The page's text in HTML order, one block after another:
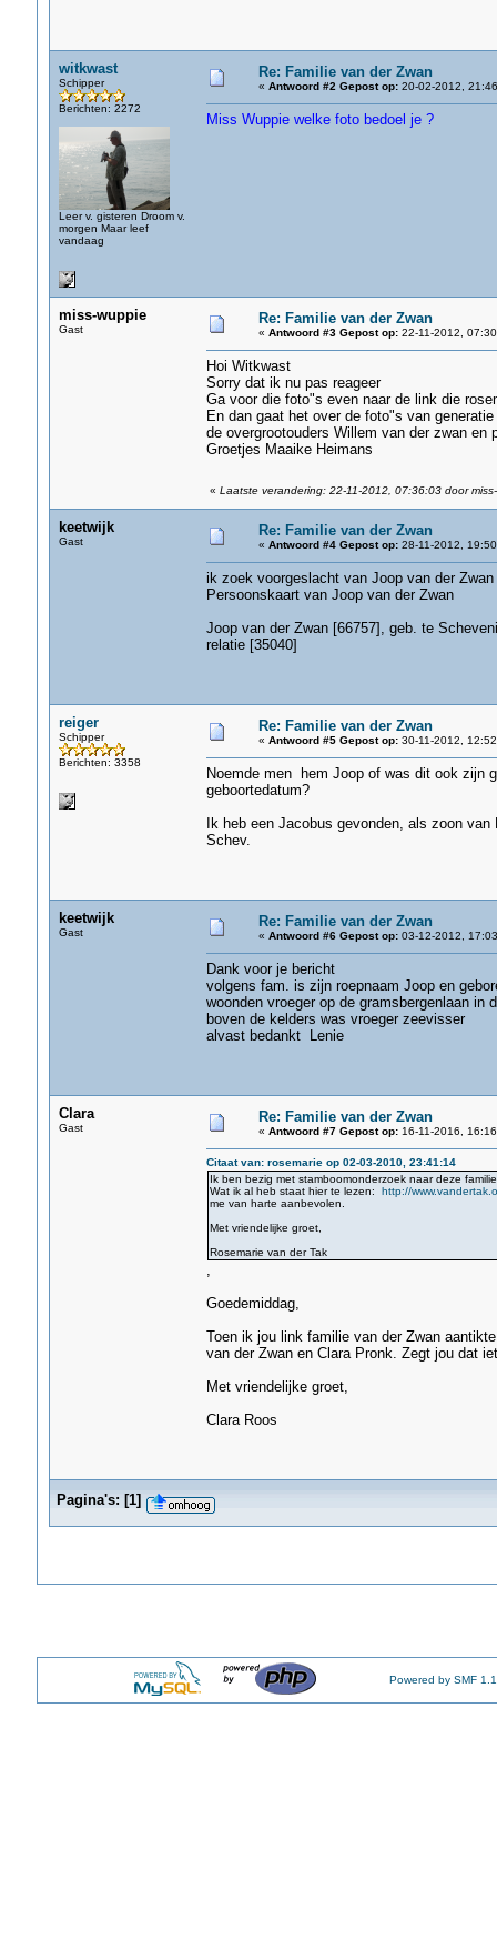
witkwast
Schipper
Berichten: 2272
Leer v. gisteren Droom v.
morgen Maar leef
vandaag
Re: Familie van der Zwan
« Antwoord #2 Gepost op:20-02-2012,
Miss Wuppie welke foto bedoel je ?
miss-wuppie
Gast
Re: Familie van der Zwan
« Antwoord #3 Gepost op:22-11-2012,
Hoi Witkwast
Sorry dat ik nu pas reageer
Ga voor die foto"s even naar de link die
En dan gaat het over de foto"s van
de overgrootouders Willem van der zwan en
Groetjes Maaike Heimans
« Laatste verandering: 22-11-2012, 07:36:03 door
keetwijk
Gast
Re: Familie van der Zwan
« Antwoord #4 Gepost op:28-11-2012,
ik zoek voorgeslacht van Joop van der Zwan
Persoonskaart van Joop van der Zwan
Joop van der Zwan [66757], geb. te
relatie [35040]
reiger
Schipper
Berichten: 3358
Re: Familie van der Zwan
« Antwoord #5 Gepost op:30-11-2012,
Noemde men hem Joop of was dit ook zijn
geboortedatum?
Ik heb een Jacobus gevonden, als zoon
Schev.
keetwijk
Gast
Re: Familie van der Zwan
« Antwoord #6 Gepost op:03-12-2012,
Dank voor je bericht
volgens fam. is zijn roepnaam Joop en
woonden vroeger op de gramsbergenlaan in
boven de kelders was vroeger zeevisser
alvast bedankt Lenie
Clara
Gast
Re: Familie van der Zwan
« Antwoord #7 Gepost op:16-11-2016,
Citaat van: rosemarie op 02-03-2010, 23:41:14
Ik ben bezig met stamboomonderzoek naar deze
Wat ik al heb staat hier te lezen: http://
me van harte aanbevolen.
Met vriendelijke groet,
Rosemarie van der Tak
,
Goedemiddag,
Toen ik jou link familie van der Zwan
van der Zwan en Clara Pronk. Zegt jou dat
Met vriendelijke groet,
Clara Roos
Pagina's: [1]
Powered by SMF